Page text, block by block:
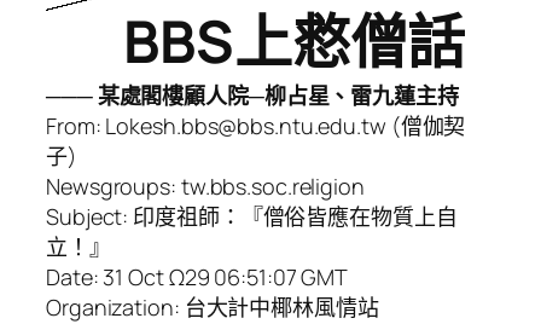
BBS上慦僧話
─── 某處閣樓顧人院─柳占星、雷九蓮主持
From: Lokesh.bbs@bbs.ntu.edu.tw (僧伽契
子)
Newsgroups: tw.bbs.soc.religion
Subject: 印度祖師：『僧俗皆應在物質上自
立！』
Date: 31 Oct Ω29 06:51:07 GMT
Organization: 台大計中椰林風情站